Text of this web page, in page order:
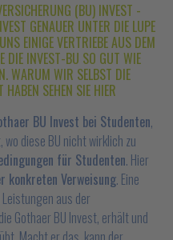
(BU) INVEST -
GENAUER UNTER DIE LUPE
EINIGE VERTRIEBE AUS DEM
DIE INVEST-BU SO GUT WIE
WARUM WIR SELBST DIE
SEHEN SIE HIER
BU Invest bei Studenten,
diese BU nicht wirklich zu
für Studenten. Hier
konkreten Verweisung. Eine
aus der
Gothaer BU Invest, erhält und